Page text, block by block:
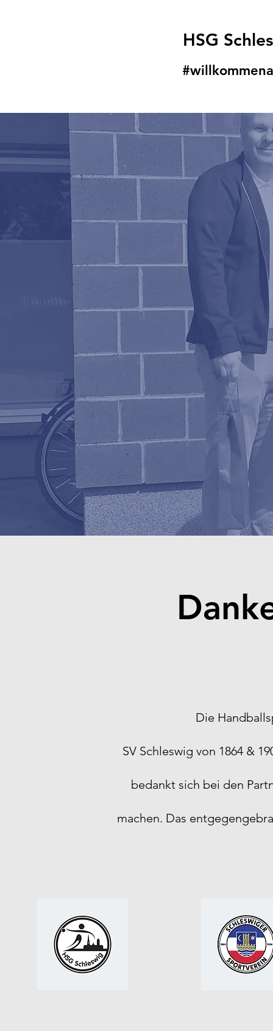
HSG
Die
SV Schleswig von 1864 &
bedankt sich bei den
machen. Das